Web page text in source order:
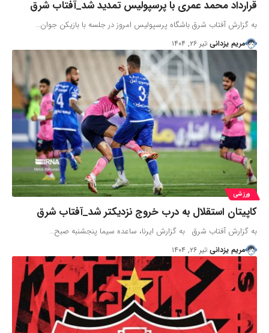
​قرارداد محمد عمری با پرسپولیس تمدید شد_آفتاب شرق
به گزارش آفتاب شرق باشگاه پرسپولیس امروز در جلسه با بازیکن جوان…
مریم یزدانی تیر ۲۶, ۱۴۰۴
ورزشی
کاپیتان استقلال به درب خروج نزدیکتر شد_آفتاب شرق
به گزارش آفتاب شرق به گزارش ایرنا، ساعده سیما پنجشنبه صبح…
مریم یزدانی تیر ۲۶, ۱۴۰۴